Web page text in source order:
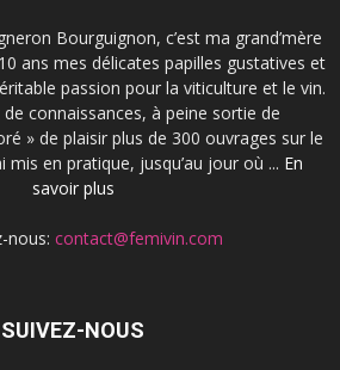
Bourguignon, c’est ma grand’mère
ans mes délicates papilles gustatives et
passion pour la viticulture et le vin.
connaissances, à peine sortie de
» de plaisir plus de 300 ouvrages sur le
mis en pratique, jusqu’au jour où ... En
savoir plus
nous: contact@femivin.com
SUIVEZ-NOUS